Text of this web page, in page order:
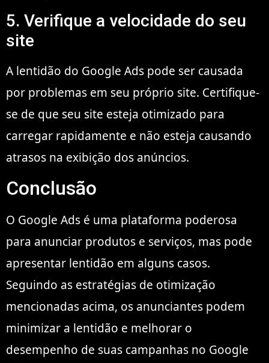
5. Verifique a velocidade do seu
site
A lentidão do Google Ads pode ser causada
por problemas em seu próprio site. Certifique-
se de que seu site esteja otimizado para
carregar rapidamente e não esteja causando
atrasos na exibição dos anúncios.
Conclusão
O Google Ads é uma plataforma poderosa
para anunciar produtos e serviços, mas pode
apresentar lentidão em alguns casos.
Seguindo as estratégias de otimização
mencionadas acima, os anunciantes podem
minimizar a lentidão e melhorar o
desempenho de suas campanhas no Google